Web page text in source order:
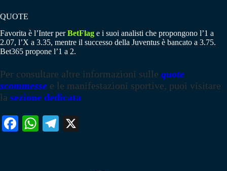
QUOTE
Favorita è l’Inter perBetFlag e i suoi analisti che propongono l’1 a
2.07, l’X a 3.35, mentre il successo della Juventus è bancato a 3.75.
Bet365 propone l’1 a 2.
Per consultare altre informazioni sulle quote
scommesse e le manifestazioni sportive, puoi visitare
la sezione dedicata
Fa W
Te